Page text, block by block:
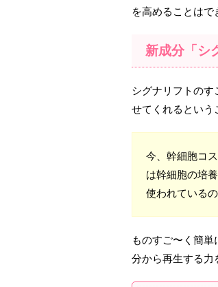
を高めることはで
新成分「シ
シグナリフトのす
せてくれるという
今、幹細胞コ
は幹細胞の培
使われているの
ものすご〜く簡
分から再生する力